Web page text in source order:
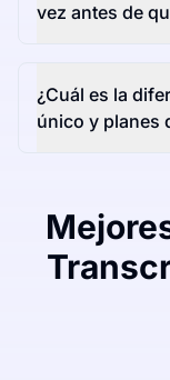
vez antes de
¿Cuál es la
único y planes